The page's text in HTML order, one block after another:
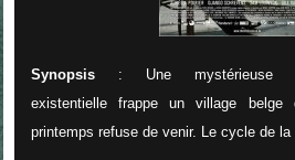
Synopsis: Une mystérieuse
existentielle frappe un village
printemps refuse de venir. Le cycle de la